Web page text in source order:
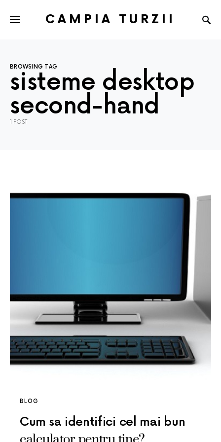
CAMPIA TURZII
BROWSING TAG
sisteme desktop
second-hand
1 POST
BLOG
Cum sa identifici cel mai bun